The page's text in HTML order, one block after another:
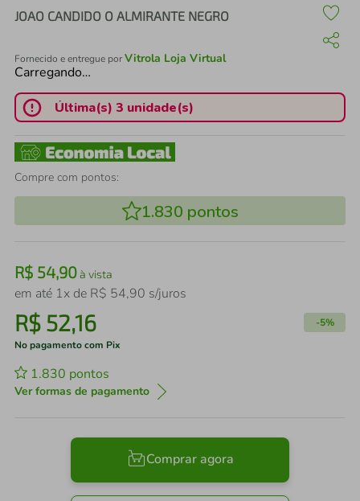
JOAO CANDIDO O ALMIRANTE NEGRO
Fornecido e entregue porVitrola Loja Virtual
Carregando…
Última(s) 3 unidade(s)
Compre com pontos:
1.830 pontos
R$ 54,90à vista
em até 1x de R$ 54,90 s/juros
R$ 52,16 -5%
No pagamento com Pix
1.830 pontos
Ver formas de pagamento
Comprar agora